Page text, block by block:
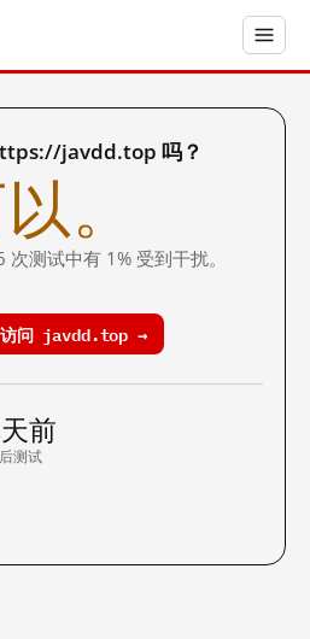
javdd.top 吗？
。
测试中有 1% 受到干扰。
问 javdd.top →
前
测试